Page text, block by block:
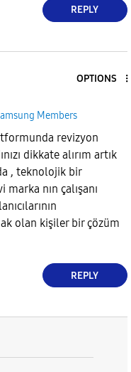
REPLY
OPTIONS
Members
revizyon
dikkate alırım artık
, teknolojik bir
nın çalışanı
olan kişiler bir çözüm
REPLY